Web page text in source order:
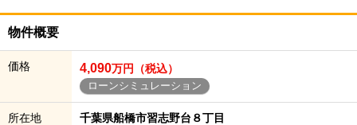
物件概要
価格 4,090万円（税込）
ローンシミュレーション
所在地 千葉県船橋市習志野台８丁目